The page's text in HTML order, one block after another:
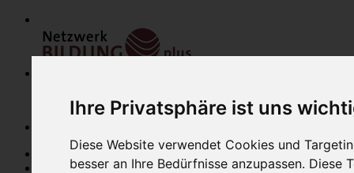
Ihre Privatsphäre ist uns
Diese Website verwendet Cookies und
besser an Ihre Bedürfnisse anzupassen. Diese